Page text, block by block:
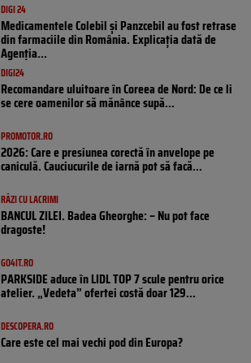
DIGI 24
Medicamentele Colebil și Panzcebil au fost retrase
din farmaciile din România. Explicația dată de
Agenția...
DIGI24
Recomandare uluitoare în Coreea de Nord: De ce li
se cere oamenilor să mănânce supă...
PROMOTOR.RO
2026: Care e presiunea corectă în anvelope pe
caniculă. Cauciucurile de iarnă pot să facă...
RÂZI CU LACRIMI
BANCUL ZILEI. Badea Gheorghe: – Nu pot face
dragoste!
GO4IT.RO
PARKSIDE aduce în LIDL TOP 7 scule pentru orice
atelier. „Vedeta” ofertei costă doar 129...
DESCOPERA.RO
Care este cel mai vechi pod din Europa?